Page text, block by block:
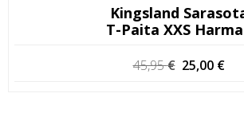
Kingsland
T-Paita XXS
45,95€ 25,00 €